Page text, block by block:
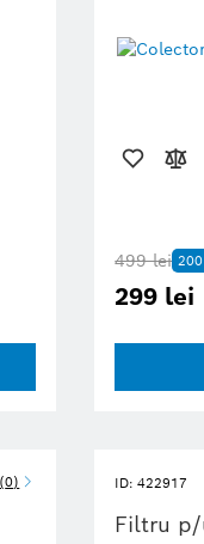
499 lei
299 lei
0 ID: 422917
Filtru p/